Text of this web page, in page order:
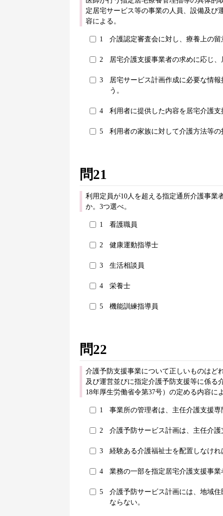
定居宅サービス等の事業の人員、設備及び
容による。
1 介護認定審査会に対し、療養上の
2 居宅介護支援事業者の求めに応じ
3
居宅サービス計画作成に必要な情
う。
4 利用者に提供した内容を居宅介護
5 利用者の家族に対して介護方法等
問21
利用定員が10人を超える指定通所介護事業
か。3つ選べ。
1 看護職員
2 健康運動指導士
3 生活相談員
4 栄養士
5 機能訓練指導員
問22
介護予防支援事業について正しいものはど
及び運営並びに指定介護予防支援等に係る
18年厚生労働省令第37号）の定める内容に
1 事業所の管理者は、主任介護支援
2 介護予防サービス計画は、主任介
3 経験ある介護福祉士を配置しなけ
4 業務の一部を指定居宅介護支援事
5
介護予防サービス計画には、地域
ならない。